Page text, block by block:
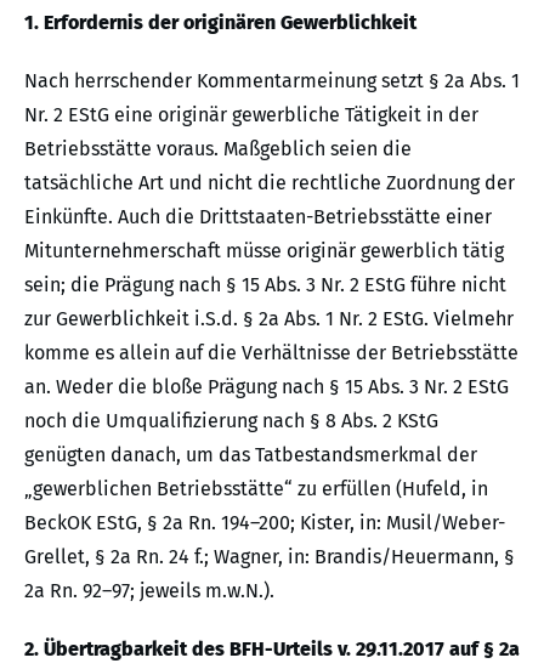
1. Erfordernis der originären Gewerblichkeit
Nach herrschender Kommentarmeinung setzt § 2a Abs. 1
Nr. 2 EStG eine originär gewerbliche Tätigkeit in der
Betriebsstätte voraus. Maßgeblich seien die
tatsächliche Art und nicht die rechtliche Zuordnung der
Einkünfte. Auch die Drittstaaten-Betriebsstätte einer
Mitunternehmerschaft müsse originär gewerblich tätig
sein; die Prägung nach § 15 Abs. 3 Nr. 2 EStG führe nicht
zur Gewerblichkeit i.S.d. § 2a Abs. 1 Nr. 2 EStG. Vielmehr
komme es allein auf die Verhältnisse der Betriebsstätte
an. Weder die bloße Prägung nach § 15 Abs. 3 Nr. 2 EStG
noch die Umqualifizierung nach § 8 Abs. 2 KStG
genügten danach, um das Tatbestandsmerkmal der
„gewerblichen Betriebsstätte“ zu erfüllen (Hufeld, in
BeckOK EStG, § 2a Rn. 194–200; Kister, in: Musil/Weber-
Grellet, § 2a Rn. 24 f.; Wagner, in: Brandis/Heuermann, §
2a Rn. 92–97; jeweils m.w.N.).
2. Übertragbarkeit des BFH-Urteils v. 29.11.2017 auf § 2a